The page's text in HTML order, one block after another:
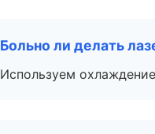
Больно ли делать
Используем